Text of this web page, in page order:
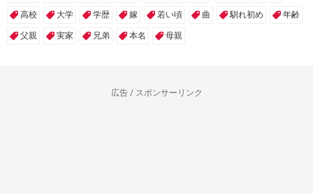
高校 大学 学歴 嫁 若い頃 曲 馴れ初め 年齢
父親 実家 兄弟 本名 母親
広告 / スポンサーリンク